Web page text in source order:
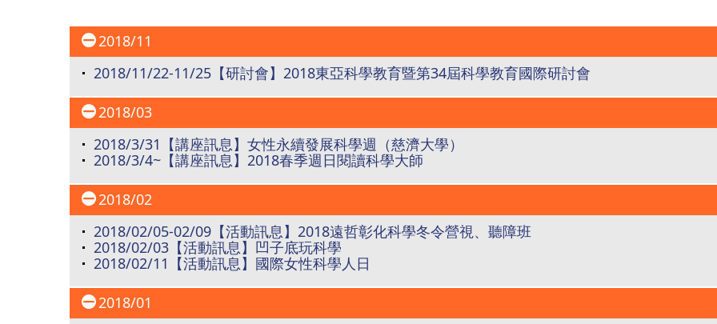
2018/11
2018/11/22-11/25【研討會】2018東亞科學教育暨第34屆科學教育國際研討會
2018/03
2018/3/31【講座訊息】女性永續發展科學週（慈濟大學）
2018/3/4~【講座訊息】2018春季週日閱讀科學大師
2018/02
2018/02/05-02/09【活動訊息】2018遠哲彰化科學冬令營視、聽障班
2018/02/03【活動訊息】凹子底玩科學
2018/02/11【活動訊息】國際女性科學人日
2018/01